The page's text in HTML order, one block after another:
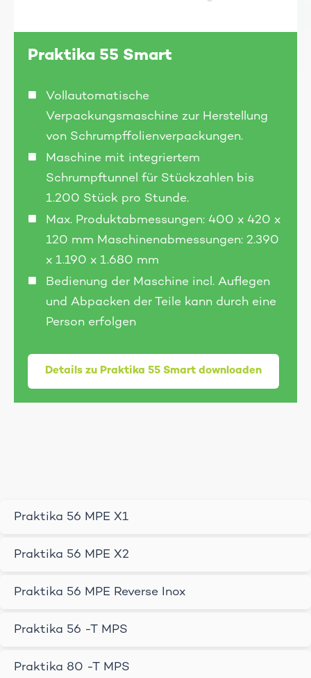
Praktika 55 Smart
Vollautomatische
Verpackungsmaschine zur Herstellung
von Schrumpffolienverpackungen.
Maschine mit integriertem
Schrumpftunnel für Stückzahlen bis
1.200 Stück pro Stunde.
Max. Produktabmessungen: 400 x 420 x
120 mm Maschinenabmessungen: 2.390
x 1.190 x 1.680 mm
Bedienung der Maschine incl. Auflegen
und Abpacken der Teile kann durch eine
Person erfolgen
Details zu Praktika 55 Smart downloaden
Praktika 56 MPE X1
Praktika 56 MPE X2
Praktika 56 MPE Reverse Inox
Praktika 56 -T MPS
Praktika 80 -T MPS